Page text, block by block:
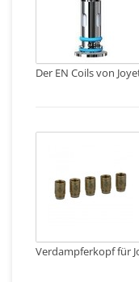
Der EN Coils von
Verdampferkopf für